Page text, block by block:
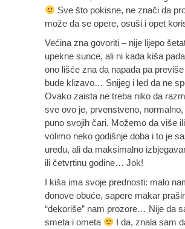
Sve što pokisne, ne znači da
može da se opere, osuši i opet
Većina zna govoriti – nije lijepo
upekne sunce, ali ni kada kiša
ono lišće zna da napada pa
bude klizavo… Snijeg i led da ne
Ovako zaista ne treba niko da
sve ovo je, prvenstveno, normalno,
puno svojih čari. Možemo da više
volimo neko godišnje doba i to je
uredu, ali da maksimalno
ili četvrtinu godine… Jok!
I kiša ima svoje prednosti: malo
đonove obuće, sapere makar
“dekoriše” nam prozore… Nije da
smeta i ometa
I da, znala sam